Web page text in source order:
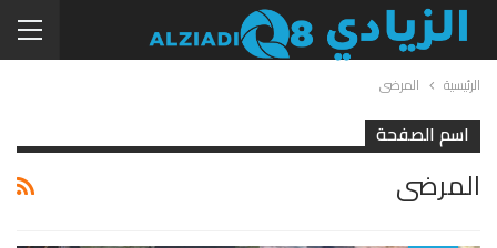
الرئيسية المرضى
اسم الصفحة
المرضى